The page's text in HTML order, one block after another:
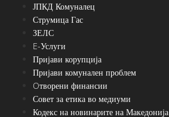
ЈПКД Комуналец
Струмица Гас
ЗЕЛС
E-Услуги
Пријави корупција
Пријави комунален проблем
Oтворени финансии
Совет за етика во медиуми
Кодекс на новинарите на Македонија